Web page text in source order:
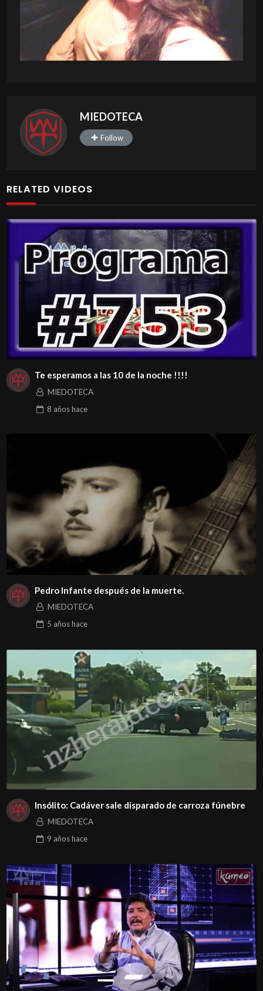
MIEDOTECA
Follow
RELATED VIDEOS
Te esperamos a las 10 de la noche !!!!
MIEDOTECA
8 añoshace
Pedro Infante después de la muerte.
MIEDOTECA
5 añoshace
Insólito: Cadáver sale disparado de carroza fúnebre
MIEDOTECA
9 añoshace